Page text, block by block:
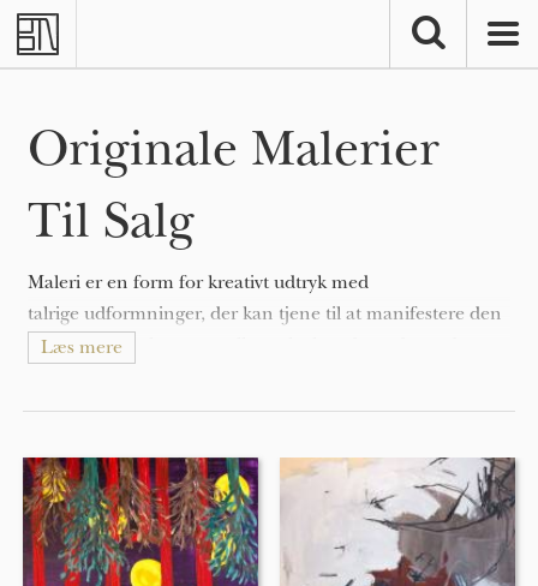
Skip to main content
Originale Malerier
Til Salg
Maleri er en form for kreativt udtryk med
talrige udformninger, der kan tjene til at manifestere den
ekspressive og konceptuelle tanke hos den udøvende.
Malerier kan være naturalistiske og repræsentative (som i
fortællende (som i symbolisme), følelsesladede (som i
ekspressionisme), eller politiske (som i artivisme).
Læs mere